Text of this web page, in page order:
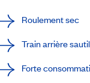
Roulement sec
Train arrière
Forte